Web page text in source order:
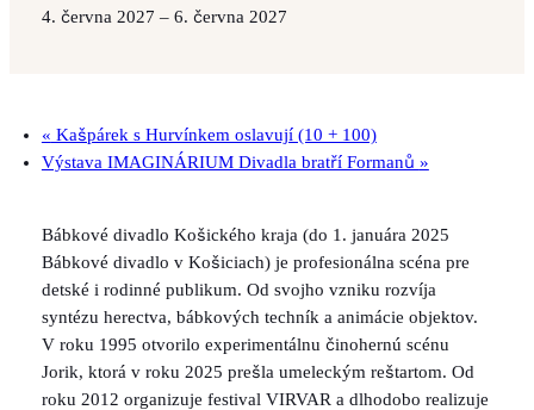
4. června 2027 – 6. června 2027
« Kašpárek s Hurvínkem oslavují (10 + 100)
Výstava IMAGINÁRIUM Divadla bratří Formanů »
Bábkové divadlo Košického kraja (do 1. januára 2025
Bábkové divadlo v Košiciach) je profesionálna scéna pre
detské i rodinné publikum. Od svojho vzniku rozvíja
syntézu herectva, bábkových techník a animácie objektov.
V roku 1995 otvorilo experimentálnu činohernú scénu
Jorik, ktorá v roku 2025 prešla umeleckým reštartom. Od
roku 2012 organizuje festival VIRVAR a dlhodobo realizuje